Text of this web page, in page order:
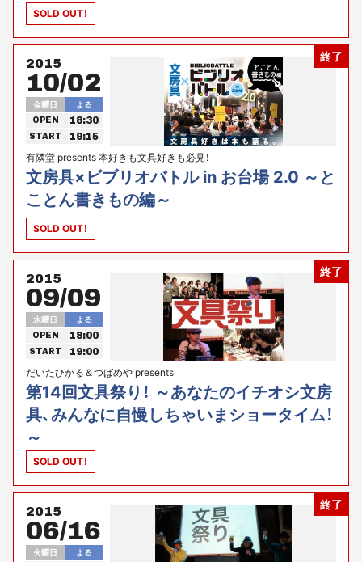
SOLD OUT！
終了
2015
10/02
金曜日 よる
OPEN 18:30
START 19:15
有隣堂 presents 本好きも文具好きも必見！
文房具×ビブリオバトル in お台場 2.0 ～と
ことん書きもの編～
SOLD OUT！
終了
2015
09/09
水曜日 よる
OPEN 18:00
START 19:00
だいたひかる＆つばめや presents
第14回文具祭り！ ～あなたのイチオシ文房
具、みんなに自慢しちゃいまショータイム！
～
SOLD OUT！
終了
2015
06/16
火曜日 よる